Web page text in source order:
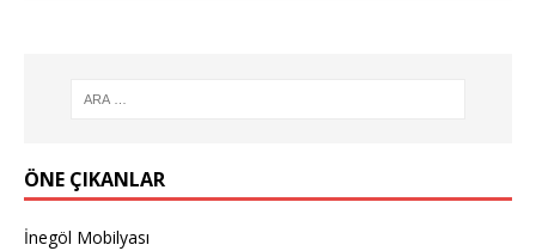
ÖNE ÇIKANLAR
İnegöl Mobilyası